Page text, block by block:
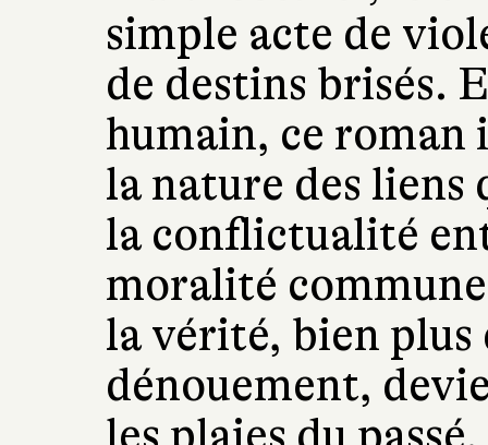
simple acte de
de destins brisés.
humain, ce
la nature des liens
la conflictualité
moralité
la vérité, bien plus
dénouement,